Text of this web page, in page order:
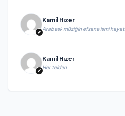
Kamil Hızer
Arabesk müziğin efsane ismi
Kamil Hızer
Her telden